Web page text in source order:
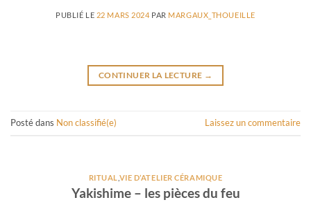
PUBLIÉ LE 22 MARS 2024 PAR MARGAUX_THOUEILLE
CONTINUER LA LECTURE →
Posté dans Non classifié(e) Laissez un commentaire
RITUAL VIE D’ATELIER CÉRAMIQUE
Yakishime – les pièces du feu